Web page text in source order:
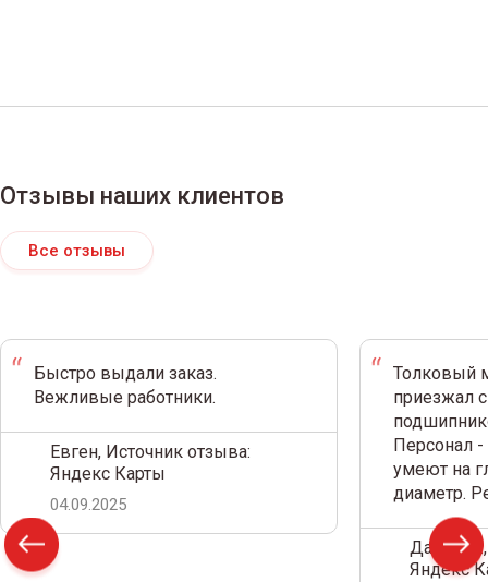
Отзывы наших клиентов
Все отзывы
Быстро выдали заказ.
Вежливые работники.
Евген, Источник отзыва:
Яндекс Карты
04.09.2025
Толковый
приезжал
Персонал
умеют на
диаметр.
Дамир
Яндекс